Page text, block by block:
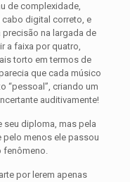
de complexidade,
digital correto, e
na largada de
a faixa por quatro,
torto em termos de
que cada músico
“pessoal”, criando um
auditivamente!
seu diploma, mas pela
pelo menos ele passou
fenômeno.
por lerem apenas